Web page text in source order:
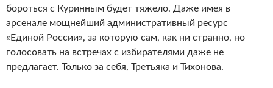
бороться с Куринным будет тяжело. Даже имея в
арсенале мощнейший административный ресурс
«Единой России», за которую сам, как ни странно, но
голосовать на встречах с избирателями даже не
предлагает. Только за себя, Третьяка и Тихонова.